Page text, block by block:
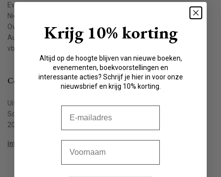
Evenementen
Nieuws
Over ons
Auteur worden
vbkbelgie.be
Contact
Uitgeverij Houtekiet
Schaliënstraat 1, bus 11
2000 Antwerpen
info@houtekiet.be
Krijg 10% korting
Altijd op de hoogte blijven van nieuwe boeken,
evenementen, boekvoorstellingen en
interessante acties? Schrijf je hier in voor onze
nieuwsbrief en krijg 10% korting.